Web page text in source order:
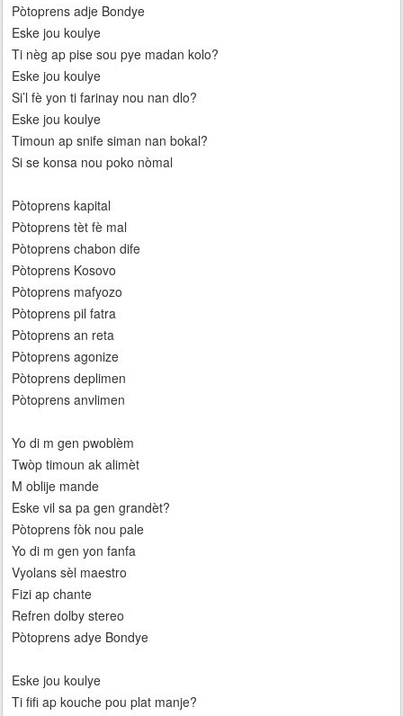
Pòtoprens adje Bondye
Eske jou koulye
Ti nèg ap pise sou pye madan kolo?
Eske jou koulye
Si’l fè yon ti farinay nou nan dlo?
Eske jou koulye
Timoun ap snife siman nan bokal?
Si se konsa nou poko nòmal
Pòtoprens kapital
Pòtoprens tèt fè mal
Pòtoprens chabon dife
Pòtoprens Kosovo
Pòtoprens mafyozo
Pòtoprens pil fatra
Pòtoprens an reta
Pòtoprens agonize
Pòtoprens deplimen
Pòtoprens anvlimen
Yo di m gen pwoblèm
Twòp timoun ak alimèt
M oblije mande
Eske vil sa pa gen grandèt?
Pòtoprens fòk nou pale
Yo di m gen yon fanfa
Vyolans sèl maestro
Fizi ap chante
Refren dolby stereo
Pòtoprens adye Bondye
Eske jou koulye
Ti fifi ap kouche pou plat manje?